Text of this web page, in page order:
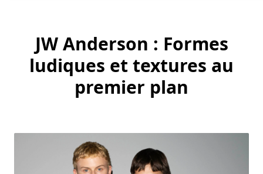
JW Anderson : Formes
ludiques et textures au
premier plan